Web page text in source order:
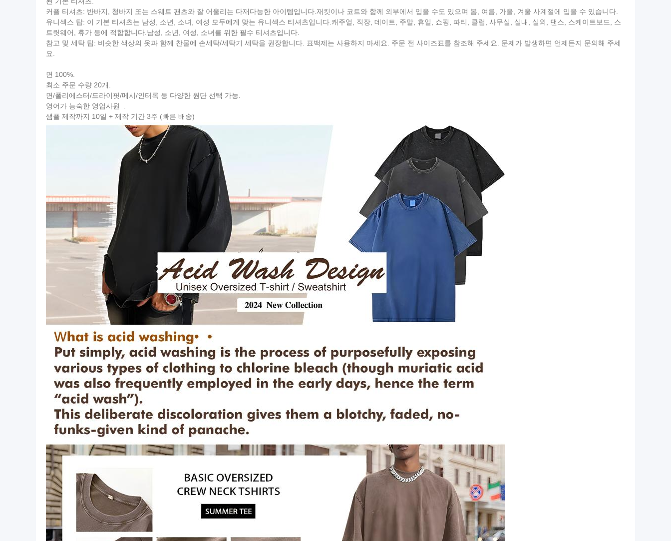
커플 티셔츠: 반바지, 청바지 또는 스웨트 팬츠와 잘 어울리는 다재다능한 아이템입니다.재킷이나 코트와 함께 외부에서 입을 수도 있으며 봄, 여름, 가을, 겨울 사계절에 입을 수 있습니다.
유니섹스 탑: 이 기본 티셔츠는 남성, 소년, 소녀, 여성 모두에게 맞는 유니섹스 티셔츠입니다.캐주얼, 직장, 데이트, 주말, 휴일, 쇼핑, 파티, 클럽, 사무실, 실내, 실외, 댄스, 스케이트보드, 스
트릿웨어, 휴가 등에 적합합니다.남성, 소년, 여성, 소녀를 위한 필수 티셔츠입니다.
참고 및 세탁 팁: 비슷한 색상의 옷과 함께 찬물에 손세탁/세탁기 세탁을 권장합니다. 표백제는 사용하지 마세요. 주문 전 사이즈표를 참조해 주세요. 문제가 발생하면 언제든지 문의해 주세
요.
면 100%.
최소 주문 수량 20개.
면/폴리에스터/드라이핏/메시/인터록 등 다양한 원단 선택 가능.
영어가 능숙한 영업사원 .
샘플 제작까지 10일 + 제작 기간 3주 (빠른 배송)